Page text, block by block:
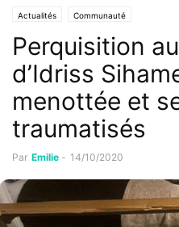
Actualités Communauté
Perquisition
d’Idriss
menottée et
traumatisés
Par Emilie - 14/10/2020